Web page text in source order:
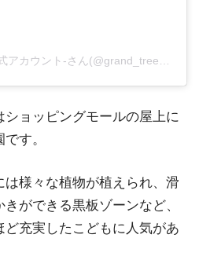
ショッピングモールの屋上に
す。
は様々な植物が植えられ、滑
ができる黒板ゾーンなど、
充実したこどもに人気があ